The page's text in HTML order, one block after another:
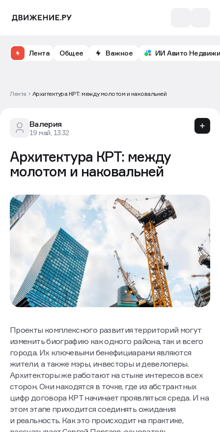
Лента Общее Важное ИИ Авито
Лента Архитектура КРТ: между молотом и наковальней
Валерия
19 май, 13:32
Архитектура КРТ: между
молотом и наковальней
Проекты комплексного развития территорий могут
изменить биографию как одного района, так и всего
города. Их ключевыми бенефициарами являются
жители, а также мэры, инвесторы и девелоперы.
Архитекторы же работают на стыке интересов всех
сторон. Они находятся в точке, где из абстрактных
цифр договора КРТ начинает проявляться среда. И на
этом этапе приходится соединять ожидания
и реальность. Как это происходит на практике,